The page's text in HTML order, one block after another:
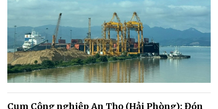
Cụm Công nghiệp An Thọ (Hải Phòng): Đón